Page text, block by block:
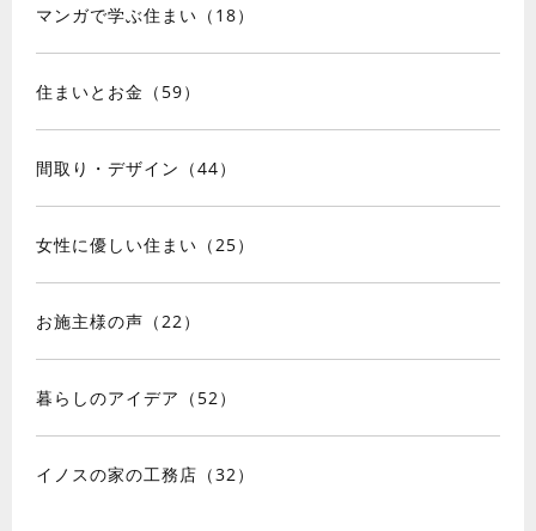
マンガで学ぶ住まい（18）
住まいとお金（59）
間取り・デザイン（44）
女性に優しい住まい（25）
お施主様の声（22）
暮らしのアイデア（52）
イノスの家の工務店（32）